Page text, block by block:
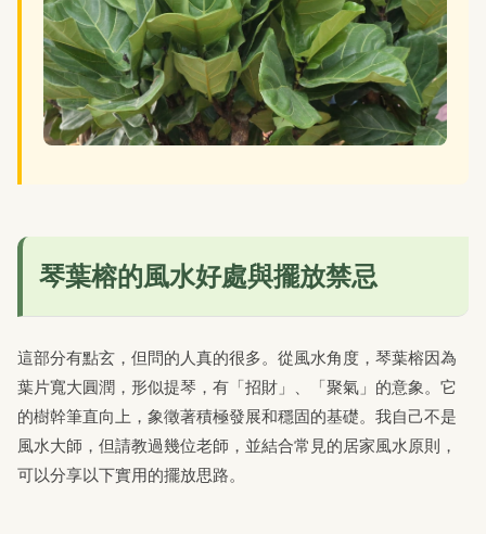
琴葉榕的風水好處與擺放禁忌
這部分有點玄，但問的人真的很多。從風水角度，琴葉榕因為
葉片寬大圓潤，形似提琴，有「招財」、「聚氣」的意象。它
的樹幹筆直向上，象徵著積極發展和穩固的基礎。我自己不是
風水大師，但請教過幾位老師，並結合常見的居家風水原則，
可以分享以下實用的擺放思路。